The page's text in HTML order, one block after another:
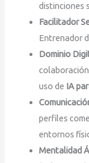
distinciones
Facilitador
Entrenador
Dominio
uso de IA
perfiles
entornos
Mentalidad